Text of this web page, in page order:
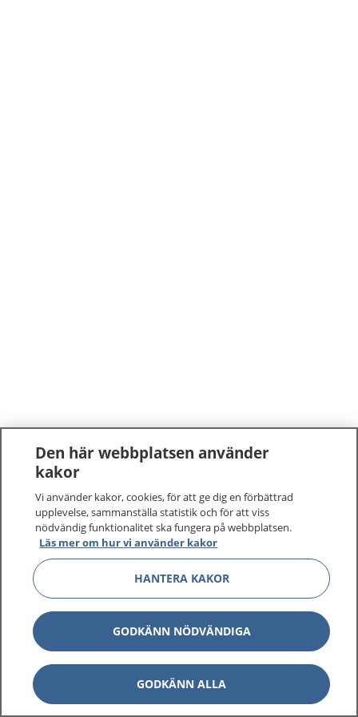
Den här webbplatsen använder
kakor
Vi använder kakor, cookies, för att ge dig en förbättrad
upplevelse, sammanställa statistik och för att viss
nödvändig funktionalitet ska fungera på webbplatsen.
Läs mer om hur vi använder kakor
HANTERA KAKOR
GODKÄNN NÖDVÄNDIGA
GODKÄNN ALLA